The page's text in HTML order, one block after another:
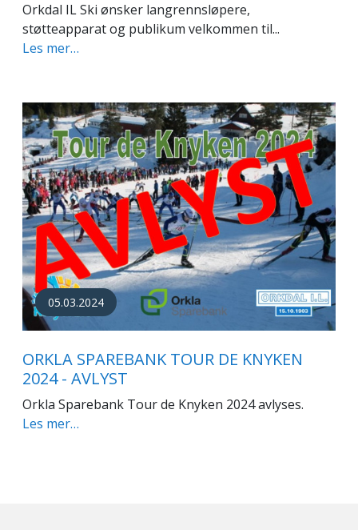
Orkdal IL Ski ønsker langrennsløpere,
støtteapparat og publikum velkommen til...
Les mer…
05.03.2024
ORKLA SPAREBANK TOUR DE KNYKEN
2024 - AVLYST
Orkla Sparebank Tour de Knyken 2024 avlyses.
Les mer…